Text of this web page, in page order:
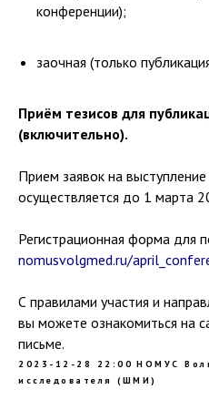
конференции);
заочная (только
Приём тезисов для
(включительно).
Прием заявок на
осуществляется до 1 марта
Регистрационная форма для
nomusvolgmed.ru/
С правилами участия и
вы можете ознакомиться на
письме.
2023-12-28 22:00 НОМУС
исследователя (ШМИ)